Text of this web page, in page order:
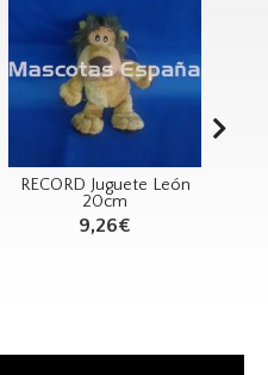
RECORD Juguete León
20cm
9,26€